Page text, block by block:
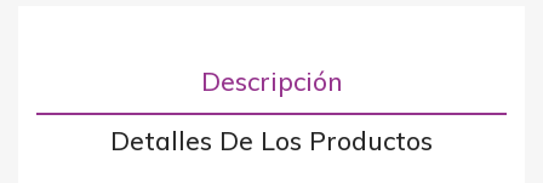
Descripción
Detalles De Los Productos